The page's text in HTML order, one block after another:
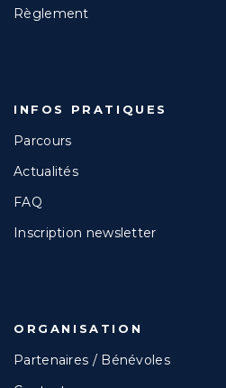
Règlement
INFOS PRATIQUES
Parcours
Actualités
FAQ
Inscription newsletter
ORGANISATION
Partenaires / Bénévoles